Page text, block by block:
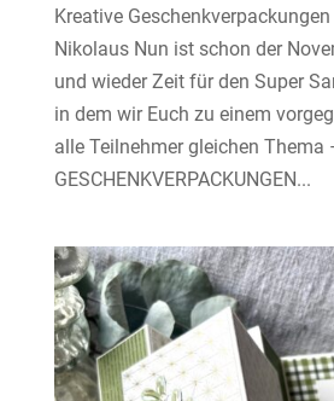
Kreative
Nikolaus Nun ist schon der
und wieder Zeit für den Super
in dem wir Euch zu einem
alle Teilnehmer gleichen Thema
GESCHENKVERPACKUNGEN...